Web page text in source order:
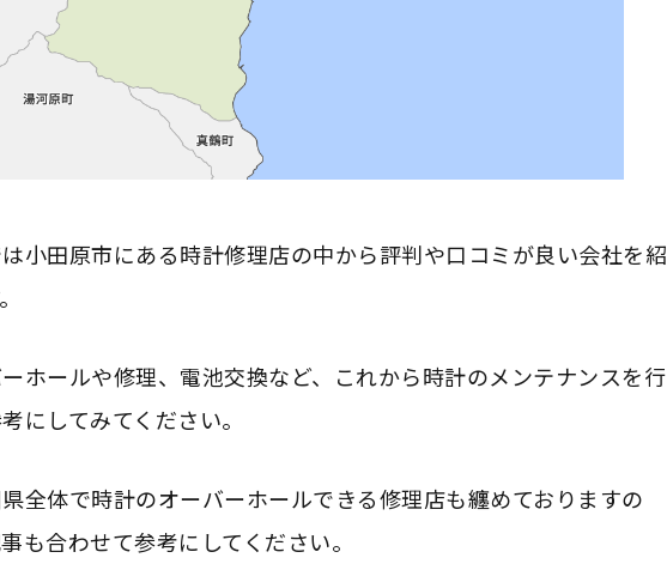
小田原市にある時計修理店の中から評判や口コミが良い会社を紹
ホールや修理、電池交換など、これから時計のメンテナンスを行
にしてみてください。
全体で時計のオーバーホールできる修理店も纏めておりますの
も合わせて参考にしてください。